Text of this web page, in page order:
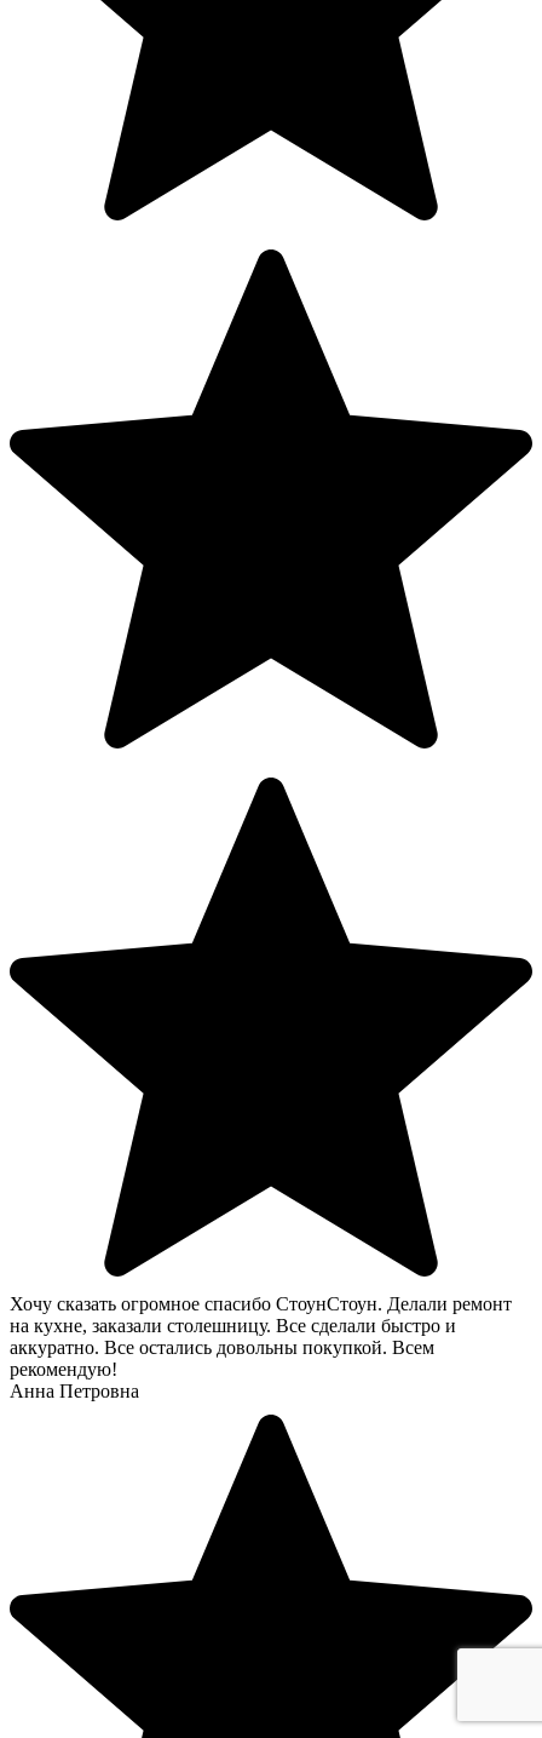
Хочу сказать огромное спасибо СтоунСтоун. Делали ремонт
на кухне, заказали столешницу. Все сделали быстро и
аккуратно. Все остались довольны покупкой. Всем
рекомендую!
Анна Петровна